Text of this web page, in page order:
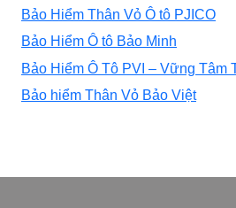
Bảo Hiểm Thân Vỏ Ô tô PJICO
Bảo Hiểm Ô tô Bảo Minh
Bảo Hiểm Ô Tô PVI – Vững Tâm
Bảo hiểm Thân Vỏ Bảo Việt